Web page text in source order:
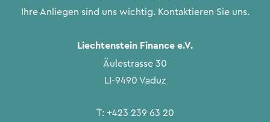
Ihre Anliegen sind uns wichtig. Kontaktieren Sie uns.
Liechtenstein Finance e.V.
Äulestrasse 30
LI-9490 Vaduz
T: +423 239 63 20